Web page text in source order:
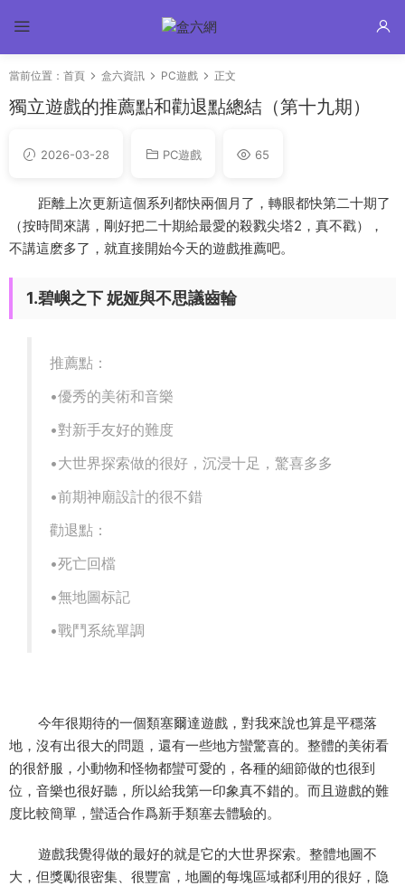
當前位置： 首頁 盒六資訊 PC遊戲 正文
獨立遊戲的推薦點和勸退點總結（第十九期）
2026-03-28 PC遊戲 65
距離上次更新這個系列都快兩個月了，轉眼都快第二十期了
（按時間來講，剛好把二十期給最愛的殺戮尖塔2，真不戳），
不講這麽多了，就直接開始今天的遊戲推薦吧。
1.碧嶼之下 妮娅與不思議齒輪
推薦點：
•優秀的美術和音樂
•對新手友好的難度
•大世界探索做的很好，沉浸十足，驚喜多多
•前期神廟設計的很不錯
勸退點：
•死亡回檔
•無地圖标記
•戰鬥系統單調
今年很期待的一個類塞爾達遊戲，對我來說也算是平穩落
地，沒有出很大的問題，還有一些地方蠻驚喜的。整體的美術看
的很舒服，小動物和怪物都蠻可愛的，各種的細節做的也很到
位，音樂也很好聽，所以給我第一印象真不錯的。而且遊戲的難
度比較簡單，蠻适合作爲新手類塞去體驗的。
遊戲我覺得做的最好的就是它的大世界探索。整體地圖不
大，但獎勵很密集、很豐富，地圖的每塊區域都利用的很好，隐